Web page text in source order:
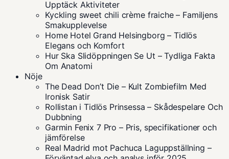
Upptäck Aktiviteter
Kyckling sweet chili crème fraiche – Familjens
Smakupplevelse
Home Hotel Grand Helsingborg – Tidlös
Elegans och Komfort
Hur Ska Slidöppningen Se Ut – Tydliga Fakta
Om Anatomi
Nöje
The Dead Don’t Die – Kult Zombiefilm Med
Ironisk Satir
Rollistan i Tidlös Prinsessa – Skådespelare Och
Dubbning
Garmin Fenix 7 Pro – Pris, specifikationer och
jämförelse
Real Madrid mot Pachuca Laguppställning –